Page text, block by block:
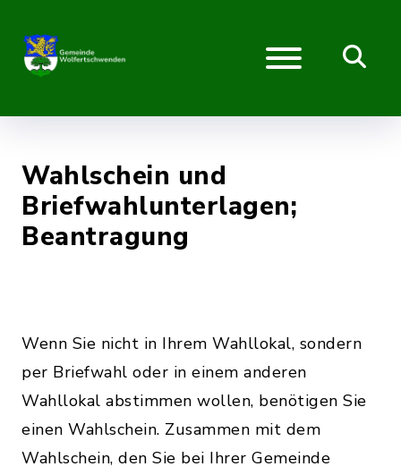
Wahlschein und
Briefwahlunterlagen;
Beantragung
Wenn Sie nicht in Ihrem Wahllokal, sondern
per Briefwahl oder in einem anderen
Wahllokal abstimmen wollen, benötigen Sie
einen Wahlschein. Zusammen mit dem
Wahlschein, den Sie bei Ihrer Gemeinde